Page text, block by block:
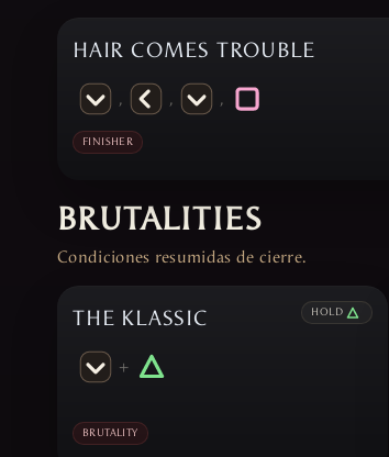
HAIR COMES TROUBLE
, , ,
FINISHER
BRUTALITIES
Condiciones resumidas de cierre.
THE KLASSIC HOLD
+
BRUTALITY